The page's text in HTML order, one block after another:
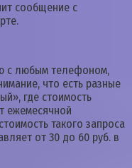
сообщение с
с любым телефоном,
что есть разные
где стоимость
ежемесячной
такого запроса
от 30 до 60 руб. в